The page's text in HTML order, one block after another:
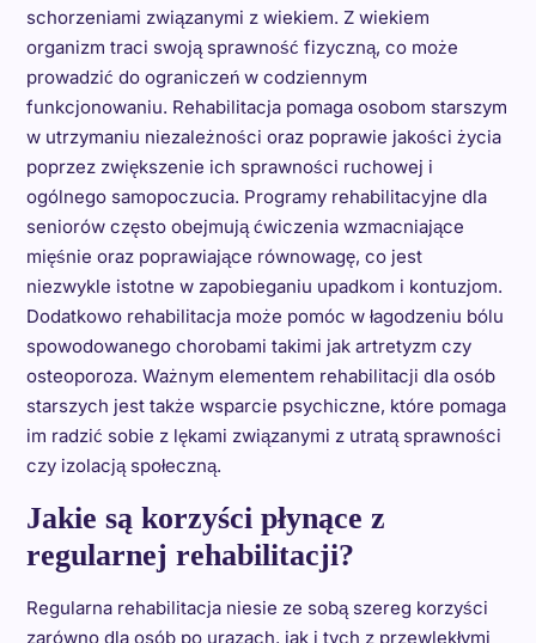
schorzeniami związanymi z wiekiem. Z wiekiem
organizm traci swoją sprawność fizyczną, co może
prowadzić do ograniczeń w codziennym
funkcjonowaniu. Rehabilitacja pomaga osobom starszym
w utrzymaniu niezależności oraz poprawie jakości życia
poprzez zwiększenie ich sprawności ruchowej i
ogólnego samopoczucia. Programy rehabilitacyjne dla
seniorów często obejmują ćwiczenia wzmacniające
mięśnie oraz poprawiające równowagę, co jest
niezwykle istotne w zapobieganiu upadkom i kontuzjom.
Dodatkowo rehabilitacja może pomóc w łagodzeniu bólu
spowodowanego chorobami takimi jak artretyzm czy
osteoporoza. Ważnym elementem rehabilitacji dla osób
starszych jest także wsparcie psychiczne, które pomaga
im radzić sobie z lękami związanymi z utratą sprawności
czy izolacją społeczną.
Jakie są korzyści płynące z
regularnej rehabilitacji?
Regularna rehabilitacja niesie ze sobą szereg korzyści
zarówno dla osób po urazach, jak i tych z przewlekłymi